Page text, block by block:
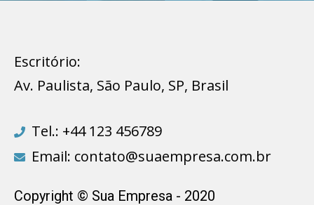
Escritório:
Av. Paulista, São Paulo, SP, Brasil
Tel.: +44 123 456789
Email: contato@suaempresa.com.br
Copyright © Sua Empresa - 2020